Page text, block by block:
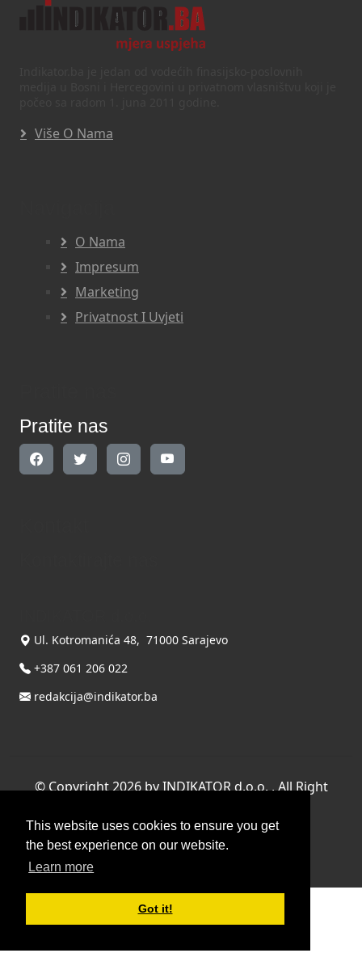
This website uses cookies to ensure you get
the best experience on our website.
Learn more
Got it!
Više O Nama
O Nama
Impresum
Marketing
Privatnost I Uvjeti
Pratite nas
Ul. Kotromanića 48, 71000 Sarajevo
+387 061 206 022
redakcija@indikator.ba
©Copyright 2026 by INDIKATOR d.o.o., All Right
Terms Of Use|Privacy Statement
Powered by THYME SYSTEMS doo